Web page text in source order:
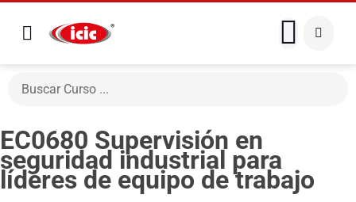
EC0680 Supervisión en
seguridad industrial para
líderes de equipo de trabajo